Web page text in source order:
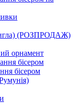
игла) (РОЗПРОДАЖ)
орнамент
бісером
бісером